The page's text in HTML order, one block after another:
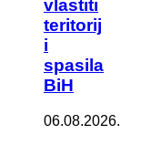
vlastiti
teritorij
i
spasila
BiH
06.08.2026.